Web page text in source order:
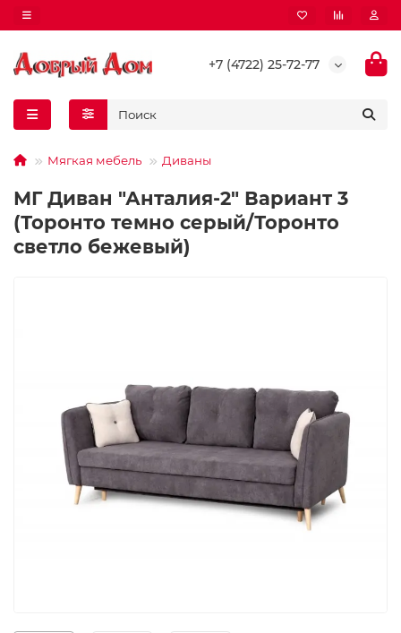
+7 (4722) 25-72-77
Мягкая мебель Диваны
МГ Диван "Анталия-2" Вариант 3
(Торонто темно серый/Торонто
светло бежевый)